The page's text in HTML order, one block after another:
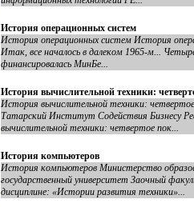
История операционных систем
История операционных систем История
Итак, все началось в далеком 1965-м...
финансировалась МинБе...
История вычислительной техники:
История вычислительной техники:
Татарский Институт Содействия Бизнесу
вычислительной техники: четвертое пок...
История компьютеров
История компьютеров Министерство
государственный университет Заочный
дисциплине: «Истории развития техники»...